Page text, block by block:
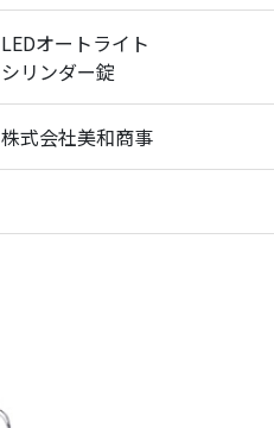
LEDオートライト
シリンダー錠
株式会社美和商事